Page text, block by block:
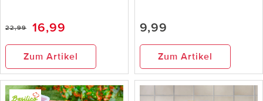
22,99 16,99
Zum Artikel
9,99
Zum Artikel